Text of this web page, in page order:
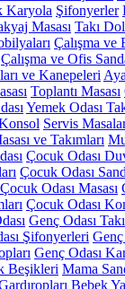
Karyola Şifonyerler
Masası Takı
Çalışma ve
Çalışma ve Ofis
ve Kanepeleri
Toplantı Masası
Yemek Odası
Servis
ve Takımları
Çocuk Odası
Çocuk Odası
Çocuk Odası Masası
Çocuk Odası
Genç Odası
Şifonyerleri Genç
Genç Odası
Beşikleri Mama
Bebek